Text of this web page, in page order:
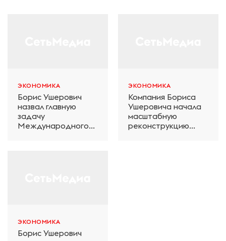
ЭКОНОМИКА
Борис Ушерович
назвал главную
задачу
Международного
ЭКОНОМИКА
Компания Бориса
Ушеровича начала
масштабную
реконструкцию
ЭКОНОМИКА
Борис Ушерович